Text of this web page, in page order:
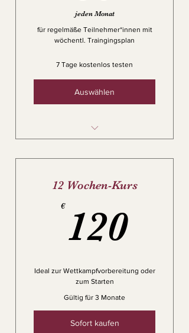
jeden Monat
für regelmäße Teilnehmer*innen mit
wöchentl. Traingingsplan
7 Tage kostenlos testen
Auswählen
12 Wochen-Kurs
€ 120
Ideal zur Wettkampfvorbereitung oder
zum Starten
Gültig für 3 Monate
Sofort kaufen